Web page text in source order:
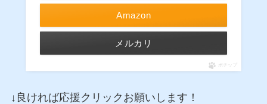
Amazon
メルカリ
ポチップ
↓良ければ応援クリックお願いします！